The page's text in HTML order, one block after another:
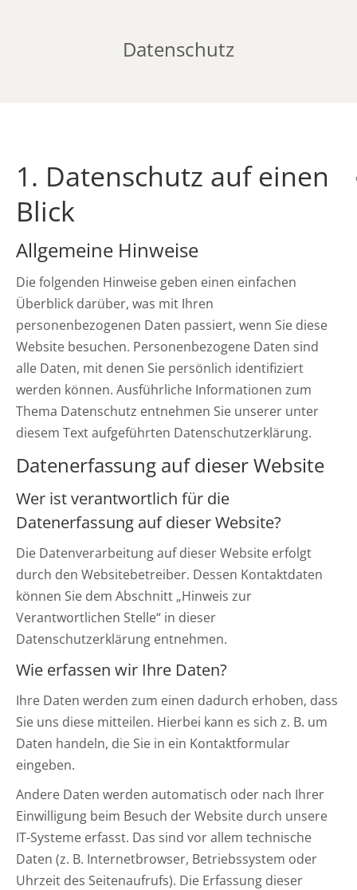
Datenschutz
1. Datenschutz auf einen
Blick
Allgemeine Hinweise
Die folgenden Hinweise geben einen einfachen
Überblick darüber, was mit Ihren
personenbezogenen Daten passiert, wenn Sie diese
Website besuchen. Personenbezogene Daten sind
alle Daten, mit denen Sie persönlich identifiziert
werden können. Ausführliche Informationen zum
Thema Datenschutz entnehmen Sie unserer unter
diesem Text aufgeführten Datenschutzerklärung.
Datenerfassung auf dieser Website
Wer ist verantwortlich für die
Datenerfassung auf dieser Website?
Die Datenverarbeitung auf dieser Website erfolgt
durch den Websitebetreiber. Dessen Kontaktdaten
können Sie dem Abschnitt „Hinweis zur
Verantwortlichen Stelle“ in dieser
Datenschutzerklärung entnehmen.
Wie erfassen wir Ihre Daten?
Ihre Daten werden zum einen dadurch erhoben, dass
Sie uns diese mitteilen. Hierbei kann es sich z. B. um
Daten handeln, die Sie in ein Kontaktformular
eingeben.
Andere Daten werden automatisch oder nach Ihrer
Einwilligung beim Besuch der Website durch unsere
IT-Systeme erfasst. Das sind vor allem technische
Daten (z. B. Internetbrowser, Betriebssystem oder
Uhrzeit des Seitenaufrufs). Die Erfassung dieser